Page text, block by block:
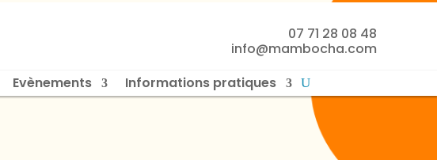
07 71 28 08 48
info@mambocha.com
Evènements Informations pratiques